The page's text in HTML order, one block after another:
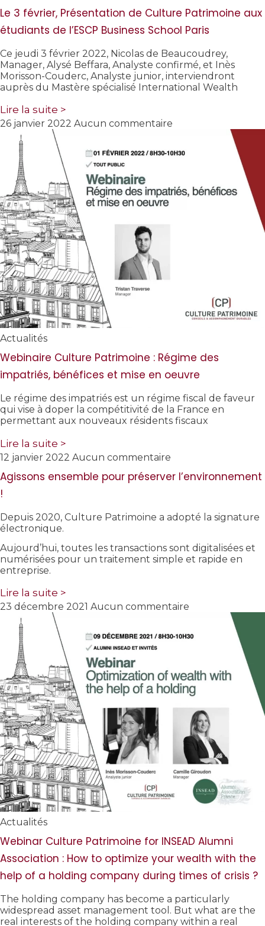
Le 3 février, Présentation de Culture Patrimoine aux
étudiants de l’ESCP Business School Paris
Ce jeudi 3 février 2022, Nicolas de Beaucoudrey,
Manager, Alysé Beffara, Analyste confirmé, et Inès
Morisson-Couderc, Analyste junior, interviendront
auprès du Mastère spécialisé International Wealth
Lire la suite >
26 janvier 2022 Aucun commentaire
Actualités
Webinaire Culture Patrimoine : Régime des
impatriés, bénéfices et mise en oeuvre
Le régime des impatriés est un régime fiscal de faveur
qui vise à doper la compétitivité de la France en
permettant aux nouveaux résidents fiscaux
Lire la suite >
12 janvier 2022 Aucun commentaire
Agissons ensemble pour préserver l’environnement
!
Depuis 2020, Culture Patrimoine a adopté la signature
électronique.
Aujourd’hui, toutes les transactions sont digitalisées et
numérisées pour un traitement simple et rapide en
entreprise.
Lire la suite >
23 décembre 2021 Aucun commentaire
Actualités
Webinar Culture Patrimoine for INSEAD Alumni
Association : How to optimize your wealth with the
help of a holding company during times of crisis ?
The holding company has become a particularly
widespread asset management tool. But what are the
real interests of the holding company within a real